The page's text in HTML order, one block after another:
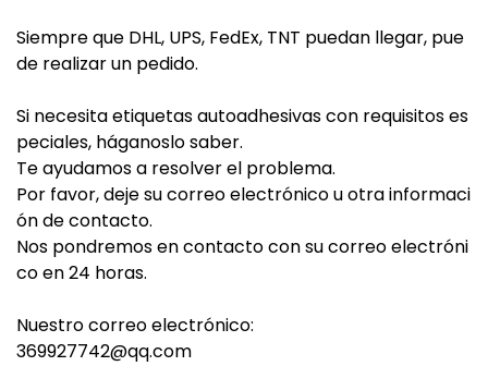
Siempre que DHL, UPS, FedEx, TNT puedan llegar, pue
de realizar un pedido.
Si necesita etiquetas autoadhesivas con requisitos es
peciales, háganoslo saber.
Te ayudamos a resolver el problema.
Por favor, deje su correo electrónico u otra informaci
ón de contacto.
Nos pondremos en contacto con su correo electróni
co en 24 horas.
Nuestro correo electrónico:
369927742@qq.com